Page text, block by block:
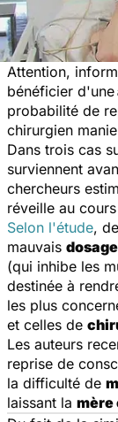
Attention,
bénéficier d'une
probabilité de
chirurgien
Dans trois cas
surviennent
chercheurs
réveille au
Selon l'étude,
mauvais
(qui inhibe les
destinée à
les plus
et celles de
Les auteurs
reprise de
la difficulté de
laissant la mère